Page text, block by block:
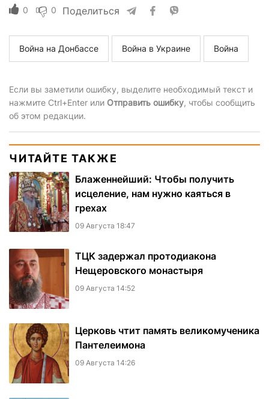
0 0 Поделиться
Война на Донбассе Война в Украине Война
Если вы заметили ошибку, выделите необходимый текст и
нажмите Ctrl+Enter или Отправить ошибку, чтобы сообщить
об этом редакции.
ЧИТАЙТЕ ТАКЖЕ
Блаженнейший: Чтобы получить
исцеление, нам нужно каяться в
грехах
09 Августа 18:47
ТЦК задержал протодиакона
Нещеровского монастыря
09 Августа 14:52
Церковь чтит память великомученика
Пантелеимона
09 Августа 14:26